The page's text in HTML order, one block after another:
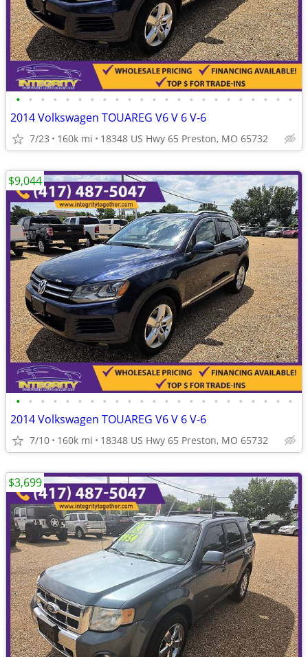
• • • • • • • • • • • • • • • • • • • • • • •
2014 Volkswagen TOUAREG V6 V 6 V-6
7/23 160k mi 18348 US Hwy 65 Preston, MO 65732
• • • • • • • • • • • • • • • • • • • • • • •
2014 Volkswagen TOUAREG V6 V 6 V-6
7/10 160k mi 18348 US Hwy 65 Preston, MO 65732
$9,044
$3,699